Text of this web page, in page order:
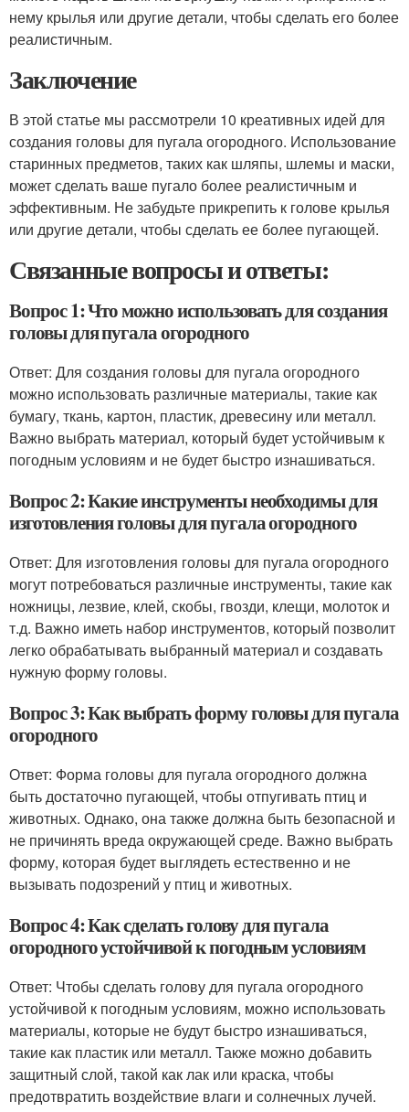
нему крылья или другие детали, чтобы сделать его более
реалистичным.
Заключение
В этой статье мы рассмотрели 10 креативных идей для
создания головы для пугала огородного. Использование
старинных предметов, таких как шляпы, шлемы и маски,
может сделать ваше пугало более реалистичным и
эффективным. Не забудьте прикрепить к голове крылья
или другие детали, чтобы сделать ее более пугающей.
Связанные вопросы и ответы:
Вопрос 1: Что можно использовать для создания
головы для пугала огородного
Ответ: Для создания головы для пугала огородного
можно использовать различные материалы, такие как
бумагу, ткань, картон, пластик, древесину или металл.
Важно выбрать материал, который будет устойчивым к
погодным условиям и не будет быстро изнашиваться.
Вопрос 2: Какие инструменты необходимы для
изготовления головы для пугала огородного
Ответ: Для изготовления головы для пугала огородного
могут потребоваться различные инструменты, такие как
ножницы, лезвие, клей, скобы, гвозди, клещи, молоток и
т.д. Важно иметь набор инструментов, который позволит
легко обрабатывать выбранный материал и создавать
нужную форму головы.
Вопрос 3: Как выбрать форму головы для пугала
огородного
Ответ: Форма головы для пугала огородного должна
быть достаточно пугающей, чтобы отпугивать птиц и
животных. Однако, она также должна быть безопасной и
не причинять вреда окружающей среде. Важно выбрать
форму, которая будет выглядеть естественно и не
вызывать подозрений у птиц и животных.
Вопрос 4: Как сделать голову для пугала
огородного устойчивой к погодным условиям
Ответ: Чтобы сделать голову для пугала огородного
устойчивой к погодным условиям, можно использовать
материалы, которые не будут быстро изнашиваться,
такие как пластик или металл. Также можно добавить
защитный слой, такой как лак или краска, чтобы
предотвратить воздействие влаги и солнечных лучей.